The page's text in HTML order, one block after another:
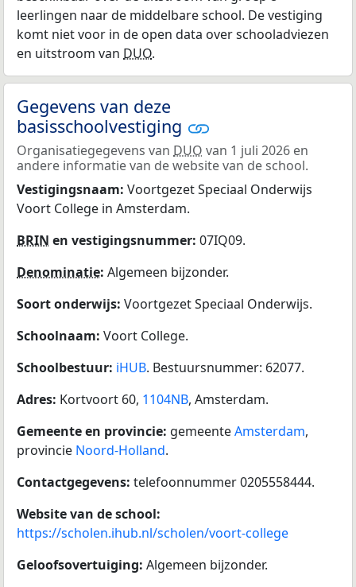
leerlingen naar de middelbare school. De vestiging
komt niet voor in de open data over schooladviezen
en uitstroom van DUO.
Gegevens van deze
basisschoolvestiging
Organisatiegegevens van DUO van 1 juli 2026 en
andere informatie van de website van de school.
Vestigingsnaam: Voortgezet Speciaal Onderwijs
Voort College in Amsterdam.
BRIN en vestigingsnummer: 07IQ09.
Denominatie: Algemeen bijzonder.
Soort onderwijs: Voortgezet Speciaal Onderwijs.
Schoolnaam: Voort College.
Schoolbestuur: iHUB. Bestuursnummer: 62077.
Adres: Kortvoort 60, 1104NB, Amsterdam.
Gemeente en provincie: gemeenteAmsterdam,
provincie Noord-Holland.
Contactgegevens: telefoonnummer 0205558444.
Website van de school:
https://scholen.ihub.nl/scholen/voort-college
Geloofsovertuiging: Algemeen bijzonder.